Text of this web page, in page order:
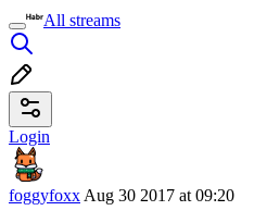
All streams
Login
foggyfoxx Aug 30 2017 at 09:20